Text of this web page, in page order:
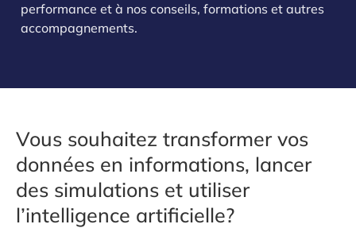
performance et à nos conseils, formations et autres
accompagnements.
Vous souhaitez transformer vos
données en informations, lancer
des simulations et utiliser
l’intelligence artificielle?